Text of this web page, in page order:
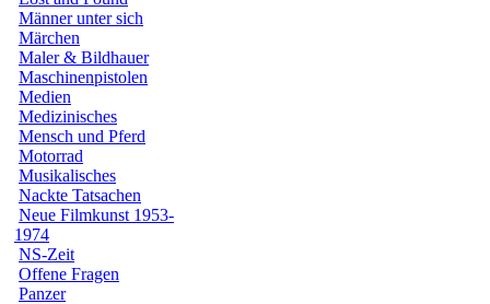
Männer unter sich
Märchen
Maler & Bildhauer
Maschinenpistolen
Medien
Medizinisches
Mensch und Pferd
Motorrad
Musikalisches
Nackte Tatsachen
Neue Filmkunst 1953-
1974
NS-Zeit
Offene Fragen
Panzer